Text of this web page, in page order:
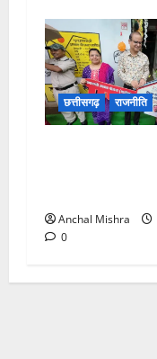
छत्तीसगढ़ राजनीति
Anchal Mishra
0